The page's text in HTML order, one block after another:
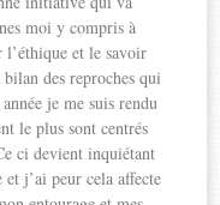
moi y compris à
l’éthique et le savoir
des reproches qui
je me suis rendu
le plus sont centrés
ci devient inquiétant
j’ai peur cela affecte